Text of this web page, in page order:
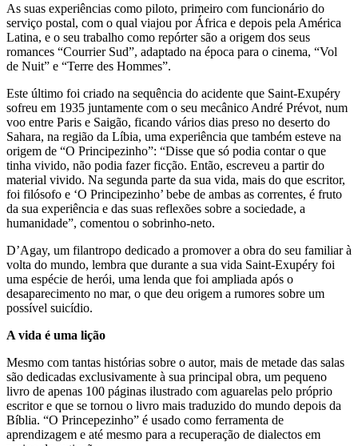
As suas experiências como piloto, primeiro com funcionário do
serviço postal, com o qual viajou por África e depois pela América
Latina, e o seu trabalho como repórter são a origem dos seus
romances “Courrier Sud”, adaptado na época para o cinema, “Vol
de Nuit” e “Terre des Hommes”.
Este último foi criado na sequência do acidente que Saint-Exupéry
sofreu em 1935 juntamente com o seu mecânico André Prévot, num
voo entre Paris e Saigão, ficando vários dias preso no deserto do
Sahara, na região da Líbia, uma experiência que também esteve na
origem de “O Principezinho”: “Disse que só podia contar o que
tinha vivido, não podia fazer ficção. Então, escreveu a partir do
material vivido. Na segunda parte da sua vida, mais do que escritor,
foi filósofo e ‘O Principezinho’ bebe de ambas as correntes, é fruto
da sua experiência e das suas reflexões sobre a sociedade, a
humanidade”, comentou o sobrinho-neto.
D’Agay, um filantropo dedicado a promover a obra do seu familiar à
volta do mundo, lembra que durante a sua vida Saint-Exupéry foi
uma espécie de herói, uma lenda que foi ampliada após o
desaparecimento no mar, o que deu origem a rumores sobre um
possível suicídio.
A vida é uma lição
Mesmo com tantas histórias sobre o autor, mais de metade das salas
são dedicadas exclusivamente à sua principal obra, um pequeno
livro de apenas 100 páginas ilustrado com aguarelas pelo próprio
escritor e que se tornou o livro mais traduzido do mundo depois da
Bíblia. “O Princepezinho” é usado como ferramenta de
aprendizagem e até mesmo para a recuperação de dialectos em